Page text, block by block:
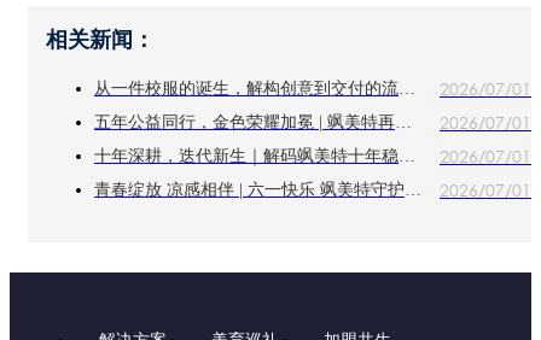
相关新闻：
2026/07/01
2026/07/01
2026/07/01
2026/07/01